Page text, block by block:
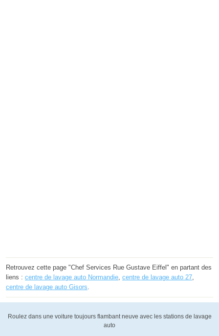
Retrouvez cette page "Chef Services Rue Gustave Eiffel" en partant des
liens : centre de lavage auto Normandie, centre de lavage auto 27,
centre de lavage auto Gisors.
Roulez dans une voiture toujours flambant neuve avec les stations de lavage
auto